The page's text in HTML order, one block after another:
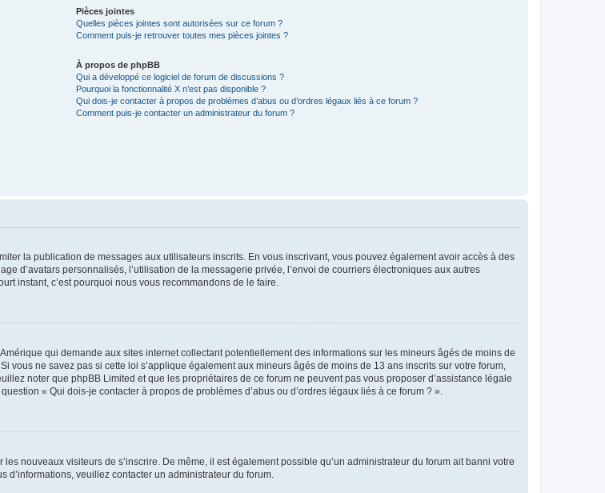
Pièces jointes
Quelles pièces jointes sont autorisées sur ce forum ?
Comment puis-je retrouver toutes mes pièces jointes ?
À propos de phpBB
Qui a développé ce logiciel de forum de discussions ?
Pourquoi la fonctionnalité X n’est pas disponible ?
Qui dois-je contacter à propos de problèmes d’abus ou d’ordres légaux liés à ce forum ?
Comment puis-je contacter un administrateur du forum ?
la publication de messages aux utilisateurs inscrits. En vous inscrivant, vous pouvez également avoir accès à des
d’avatars personnalisés, l’utilisation de la messagerie privée, l’envoi de courriers électroniques aux autres
instant, c’est pourquoi nous vous recommandons de le faire.
qui demande aux sites internet collectant potentiellement des informations sur les mineurs âgés de moins de
ne savez pas si cette loi s’applique également aux mineurs âgés de moins de 13 ans inscrits sur votre forum,
noter que phpBB Limited et que les propriétaires de ce forum ne peuvent pas vous proposer d’assistance légale
« Qui dois-je contacter à propos de problèmes d’abus ou d’ordres légaux liés à ce forum ? ».
nouveaux visiteurs de s’inscrire. De même, il est également possible qu’un administrateur du forum ait banni votre
d’informations, veuillez contacter un administrateur du forum.